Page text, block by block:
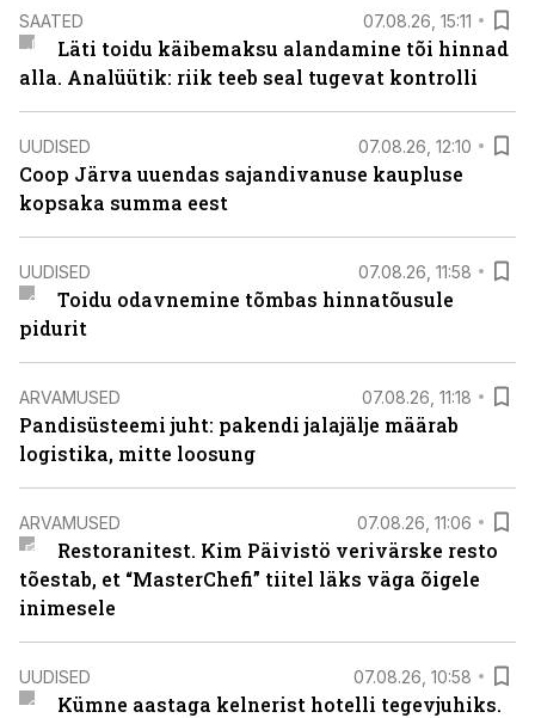
SAATED 07.08.26, 15:11
Läti toidu käibemaksu alandamine tõi hinnad
alla. Analüütik: riik teeb seal tugevat kontrolli
UUDISED 07.08.26, 12:10
Coop Järva uuendas sajandivanuse kaupluse
kopsaka summa eest
UUDISED 07.08.26, 11:58
Toidu odavnemine tõmbas hinnatõusule
pidurit
ARVAMUSED 07.08.26, 11:18
Pandisüsteemi juht: pakendi jalajälje määrab
logistika, mitte loosung
ARVAMUSED 07.08.26, 11:06
Restoranitest. Kim Päivistö verivärske resto
tõestab, et “MasterChefi” tiitel läks väga õigele
inimesele
UUDISED 07.08.26, 10:58
Kümne aastaga kelnerist hotelli tegevjuhiks.